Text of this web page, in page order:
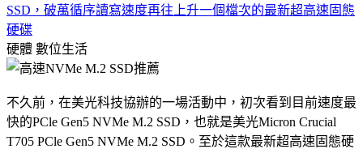
SSD，破萬循序讀寫速度再往上升一個檔次的最新超高速固態
硬碟
硬體 數位生活
不久前，在美光科技協辦的一場活動中，初次看到目前速度最
快的PCle Gen5 NVMe M.2 SSD，也就是美光Micron Crucial
T705 PCle Gen5 NVMe M.2 SSD。至於這款最新超高速固態硬